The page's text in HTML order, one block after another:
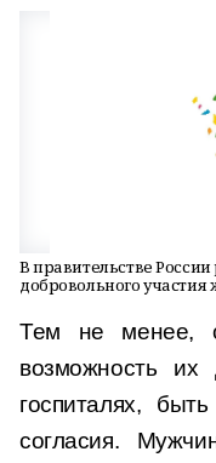
В правительстве
добровольного
Тем не менее,
возможность их
госпиталях,
согласия.